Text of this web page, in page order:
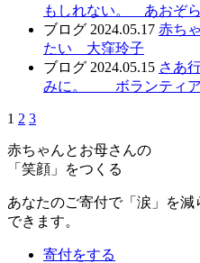
もしれない。 あおぞ
ブログ 2024.05.17 赤ち
たい 大窪玲子
ブログ 2024.05.15 さあ
みに。 ボランティア
1 2 3
赤ちゃんとお母さんの
「笑顔」をつくる
あなたのご寄付で「涙」を
できます。
寄付をする